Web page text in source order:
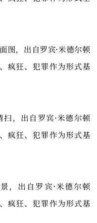
图，出自罗宾·米德尔顿
疯狂、犯罪作为形式基
，出自罗宾·米德尔顿
疯狂、犯罪作为形式基
，出自罗宾·米德尔顿
疯狂、犯罪作为形式基